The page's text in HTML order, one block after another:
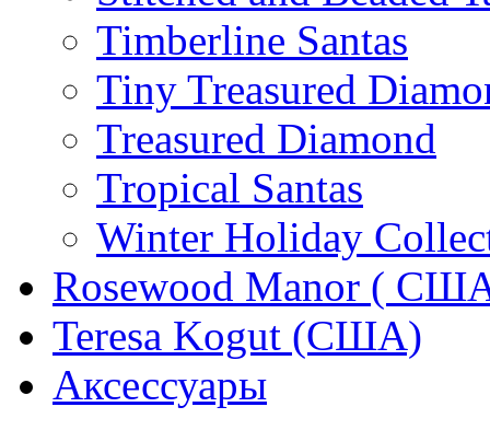
Timberline Santas
Tiny Treasured
Treasured Diamond
Tropical Santas
Winter Holiday
Rosewood Manor (
Teresa Kogut (США)
Аксессуары